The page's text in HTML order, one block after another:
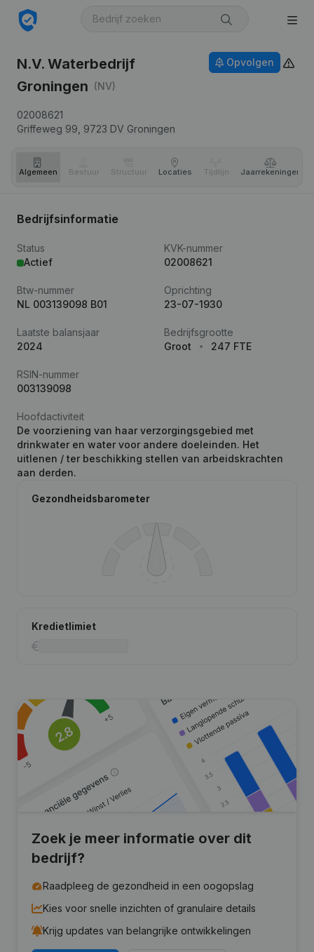
N.V. Waterbedrijf
Groningen (NV)
02008621
Griffeweg 99, 9723 DV Groningen
Opvolgen
Algemeen Bestuur Structuur Locaties Tijdlijn Jaar­rekeningen
Bedrijfsinformatie
Status
Actief
KVK-nummer
02008621
Btw-nummer
NL 003139098 B01
Oprichting
23-07-1930
Laatste balansjaar
2024
Bedrijfsgrootte
Groot
247 FTE
RSIN-nummer
003139098
Hoofdactiviteit
De voorziening van haar verzorgingsgebied met
drinkwater en water voor andere doeleinden. Het
uitlenen / ter beschikking stellen van arbeidskrachten
aan derden.
Gezondheidsbarometer
Kredietlimiet
Zoek je meer informatie over dit
bedrijf?
Raadpleeg de gezondheid in een oogopslag
Kies voor snelle inzichten of granulaire details
Krijg updates van belangrijke ontwikkelingen